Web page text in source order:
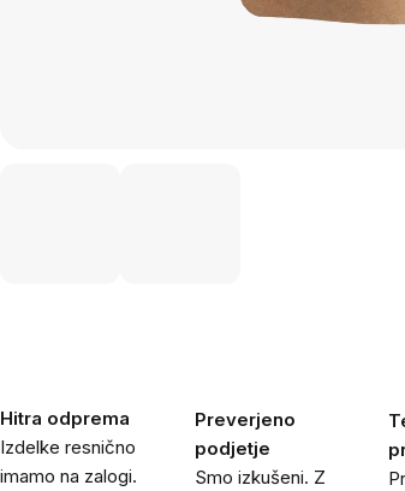
Hitra odprema
Izdelke resnično
imamo na zalogi.
Preverjeno
podjetje
Smo izkušeni. Z